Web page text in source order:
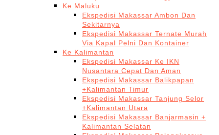
Ke Maluku
Ekspedisi Makassar Ambon Dan
Sekitarnya
Ekspedisi Makassar Ternate Murah
Via Kapal Pelni Dan Kontainer
Ke Kalimantan
Ekspedisi Makassar Ke IKN
Nusantara Cepat Dan Aman
Ekspedisi Makassar Balikpapan
+Kalimantan Timur
Ekspedisi Makassar Tanjung Selor
+Kalimantan Utara
Ekspedisi Makassar Banjarmasin +
Kalimantan Selatan